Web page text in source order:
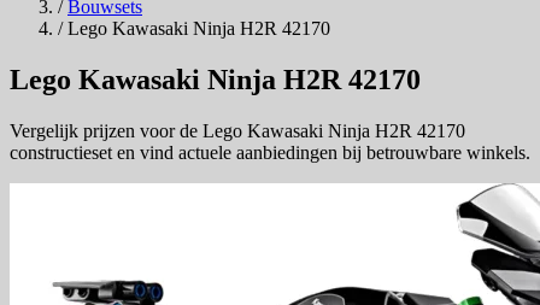
/ Bouwsets
/ Lego Kawasaki Ninja H2R 42170
Lego Kawasaki Ninja H2R 42170
Vergelijk prijzen voor de Lego Kawasaki Ninja H2R 42170
constructieset en vind actuele aanbiedingen bij betrouwbare winkels.